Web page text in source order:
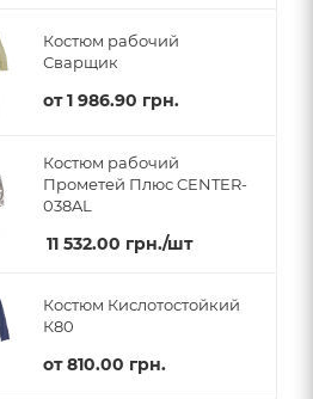
Костюм рабочий
Сварщик
от1 986.90 грн.
Костюм рабочий
Прометей Плюс CENTER-
038AL
11 532.00 грн./шт
Костюм Кислотостойкий
К80
от810.00 грн.